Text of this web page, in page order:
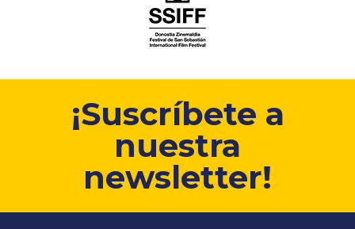
¡Suscríbete a
nuestra
newsletter!